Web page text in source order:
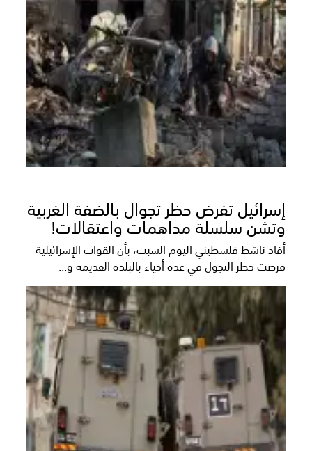
إسرائيل تفرض حظر تجوال بالضفة الغربية
وتشن سلسلة مداهمات واعتقالات!
أفاد ناشط فلسطيني اليوم السبت، بأن القوات الإسرائيلية
فرضت حظر التجول في عدة أحياء بالبلدة القديمة و...